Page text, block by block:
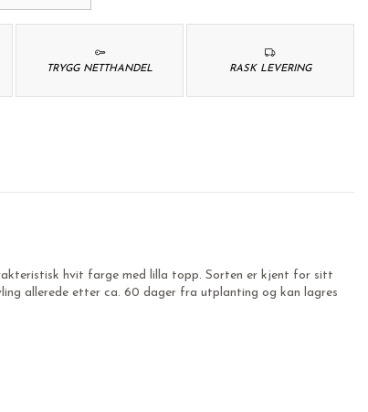
RASK LEVERING
TRYGG NETTHANDEL
hvit farge med lilla topp. Sorten er kjent for sitt
allerede etter ca. 60 dager fra utplanting og kan lagres